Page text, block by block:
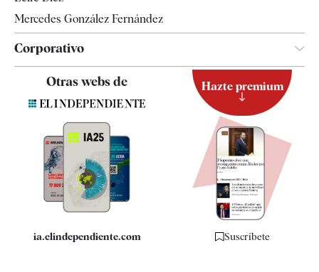
Mercedes González Fernández
Corporativo
Contacto
Quiénes somos
Especificaciones
Otras webs de
ia.elindependiente.com
Hazte premium
Suscríbete